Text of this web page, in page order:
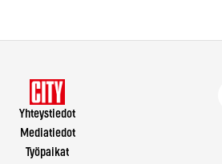
Yhteystiedot
Mediatiedot
Työpaikat